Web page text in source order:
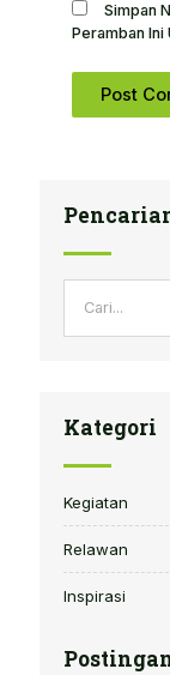
Simpan
Peramban Ini
Kategori
Kegiatan
Relawan
Inspirasi